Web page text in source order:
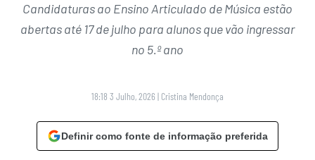
Candidaturas ao Ensino Articulado de Música estão
abertas até 17 de julho para alunos que vão ingressar
no 5.º ano
18:18 3 Julho, 2026 | Cristina Mendonça
Definir como fonte de informação preferida